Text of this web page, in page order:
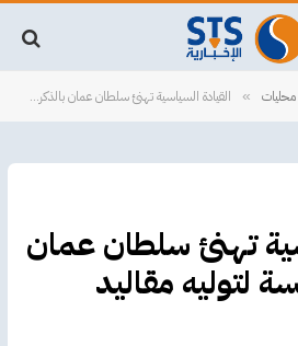
محليات » القيادة السياسية تهنئ سلطان عمان بالذكرى الخامسة لتوليه مقاليد الحكم
تهنئ سلطان عمان
لتوليه مقاليد